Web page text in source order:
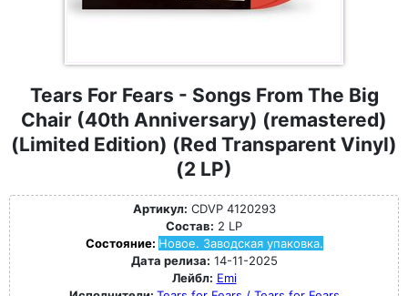
Tears For Fears - Songs From The Big
Chair (40th Anniversary) (remastered)
(Limited Edition) (Red Transparent Vinyl)
(2 LP)
Артикул: CDVP 4120293
Состав: 2 LP
Состояние: Новое. Заводская упаковка.
Дата релиза: 14-11-2025
Лейбл: Emi